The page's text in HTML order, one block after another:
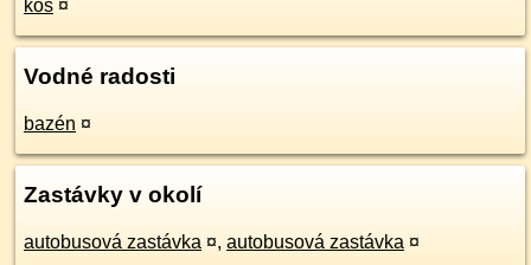
kôš ¤
Vodné radosti
bazén ¤
Zastávky v okolí
autobusová zastávka ¤, autobusová zastávka ¤